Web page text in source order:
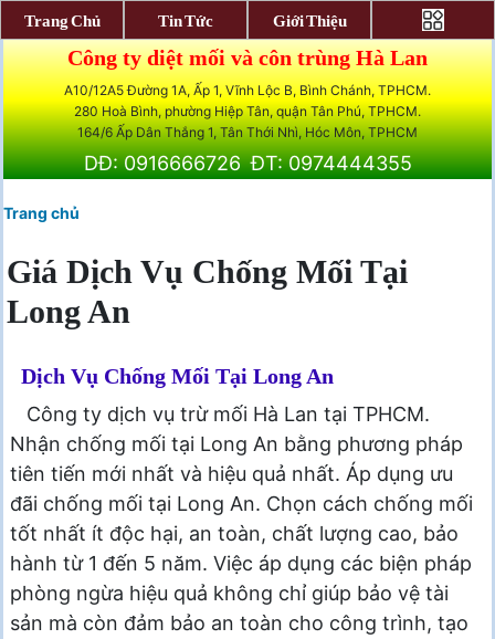
Công ty diệt mối và côn trùng Hà Lan
A10/12A5 Đường 1A, Ấp 1, Vĩnh Lộc B, Bình Chánh, TPHCM.
280 Hoà Bình, phường Hiệp Tân, quận Tân Phú, TPHCM.
164/6 Ấp Dân Thắng 1, Tân Thới Nhì, Hóc Môn, TPHCM
DĐ: 0916666726 ĐT: 0974444355
Trang chủ
Giá Dịch Vụ Chống Mối Tại
Long An
Dịch Vụ Chống Mối Tại Long An
Công ty dịch vụ trừ mối Hà Lan tại TPHCM.
Nhận chống mối tại Long An bằng phương pháp
tiên tiến mới nhất và hiệu quả nhất. Áp dụng ưu
đãi chống mối tại Long An. Chọn cách chống mối
tốt nhất ít độc hại, an toàn, chất lượng cao, bảo
hành từ 1 đến 5 năm. Việc áp dụng các biện pháp
phòng ngừa hiệu quả không chỉ giúp bảo vệ tài
sản mà còn đảm bảo an toàn cho công trình, tạo
Trang Chủ Tin Tức Giới Thiệu